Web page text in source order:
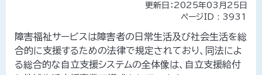
更新日：2025年03月25日
ページID : 3931
障害福祉サービスは障害者の日常生活及び社会生活を総
合的に支援するための法律で規定されており、同法によ
る総合的な自立支援システムの全体像は、自立支援給付